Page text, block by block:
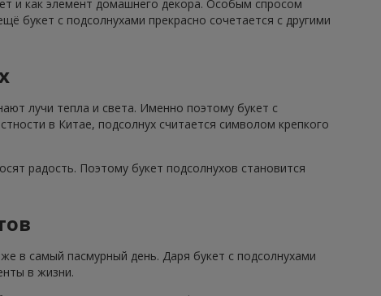
и как элемент домашнего декора. Особым спросом
букет с подсолнухами прекрасно сочетается с другими
лучи тепла и света. Именно поэтому букет с
в Китае, подсолнух считается символом крепкого
радость. Поэтому букет подсолнухов становится
в самый пасмурный день. Даря букет с подсолнухами
в жизни.